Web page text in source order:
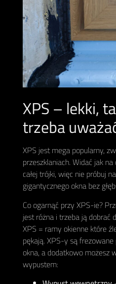
XPS – lekki,
trzeba
XPS jest mega popularny,
przeszklaniach. Widać jak na
całej trójki, więc nie próbuj
gigantycznego okna bez
Co ogarnąć przy XPS-ie?
jest różna i trzeba ją dobrać
XPS = ramy okienne które
pękają. XPS-y są
okna, a dodatkowo możesz
wypustem: